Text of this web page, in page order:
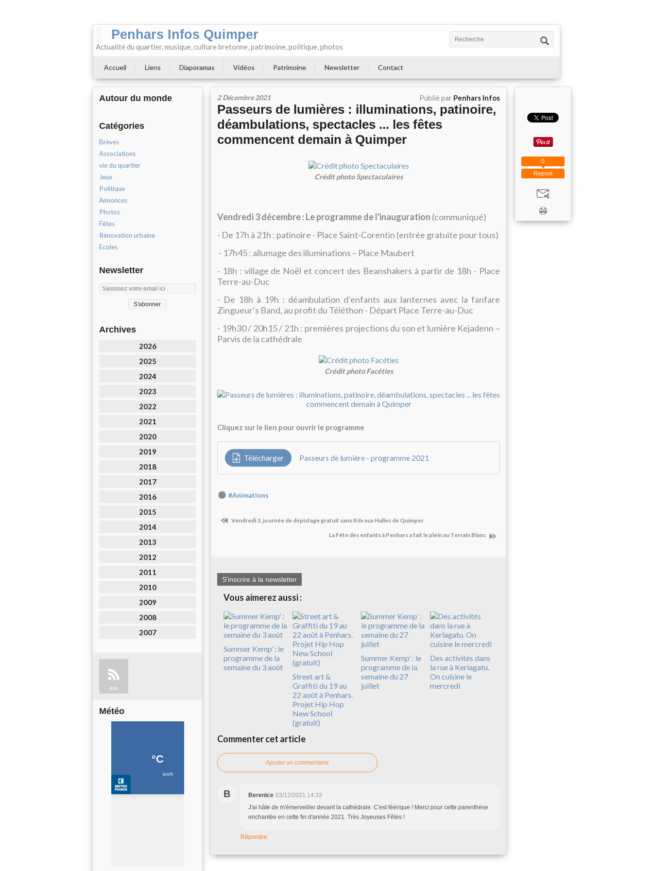
Penhars Infos Quimper
Actualité du quartier, musique, culture bretonne, patrimoine, politique, photos
Accueil Liens Diaporamas Vidéos Patrimoine Newsletter Contact
Autour du monde
Catégories
Brèves
Associations
vie du quartier
Jeux
Politique
Annonces
Photos
Fêtes
Rénovation urbaine
Ecoles
Newsletter
Archives
2026
2025
2024
2023
2022
2021
2020
2019
2018
2017
2016
2015
2014
2013
2012
2011
2010
2009
2008
2007
RSS
Météo
2 Décembre 2021 Publié par Penhars Infos
Passeurs de lumières : illuminations, patinoire,
déambulations, spectacles ... les fêtes
commencent demain à Quimper
Crédit photo Spectaculaires
Vendredi 3 décembre : Le programme de l'inauguration (communiqué)
- De 17h à 21h : patinoire - Place Saint-Corentin (entrée gratuite pour tous)
- 17h45 : allumage des illuminations – Place Maubert
- 18h : village de Noël et concert des Beanshakers à partir de 18h - Place
Terre-au-Duc
- De 18h à 19h : déambulation d’enfants aux lanternes avec la fanfare
Zingueur’s Band, au profit du Téléthon - Départ Place Terre-au-Duc
- 19h30 / 20h15 / 21h : premières projections du son et lumière Kejadenn –
Parvis de la cathédrale
Crédit photo Facéties
Cliquez sur le lien pour ouvrir le programme
Télécharger Passeurs de lumière - programme 2021
#Animations
Vendredi 3, journée de dépistage gratuit sans Rdv aux Halles de Quimper
La Fête des enfants à Penhars a fait le plein au Terrain Blanc
S'inscrire à la newsletter
Vous aimerez aussi :
Summer Kemp’ : le
programme de la
semaine du 3 août
Street art &
Graffiti du 19 au
22 août à Penhars.
Projet Hip Hop
New School
(gratuit)
Summer Kemp’ : le
programme de la
semaine du 27
juillet
Des activités dans
la rue à Kerlagatu.
On cuisine le
mercredi
Commenter cet article
Ajouter un commentaire
B Berenice 03/12/2021 14:33
J'ai hâte de m'émerveiller devant la cathédrale. C'est féérique ! Merci pour cette parenthèse
enchantée en cette fin d'année 2021. Très Joyeuses Fêtes !
Répondre
Repost
0